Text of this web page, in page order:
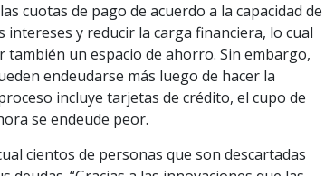
cuotas de pago de acuerdo a la capacidad de
y reducir la carga financiera, lo cual
un espacio de ahorro. Sin embargo,
endeudarse más luego de hacer la
incluye tarjetas de crédito, el cupo de
se endeude peor.
cientos de personas que son descartadas